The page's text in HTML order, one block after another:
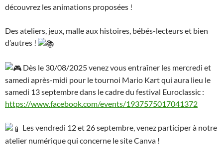
découvrez les animations proposées !
Des ateliers, jeux, malle aux histoires, bébés-lecteurs et bien
d’autres !
Dès le 30/08/2025 venez vous entraîner les mercredi et
samedi après-midi pour le tournoi Mario Kart qui aura lieu le
samedi 13 septembre dans le cadre du festival Euroclassic :
https://www.facebook.com/events/1937575017041372
Les vendredi 12 et 26 septembre, venez participer à notre
atelier numérique qui concerne le site Canva !